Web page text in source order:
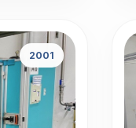
2001